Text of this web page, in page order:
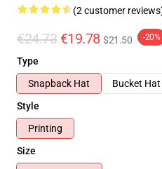
(2 customer
€24.73 €19.78 $21.50 -20%
Type
Snapback Hat
Bucket Hat
Style
Printing
Size